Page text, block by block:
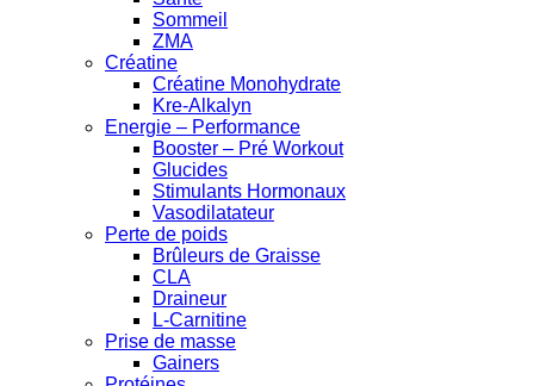
Sommeil
ZMA
Créatine
Créatine Monohydrate
Kre-Alkalyn
Energie – Performance
Booster – Pré Workout
Glucides
Stimulants Hormonaux
Vasodilatateur
Perte de poids
Brûleurs de Graisse
CLA
Draineur
L-Carnitine
Prise de masse
Gainers